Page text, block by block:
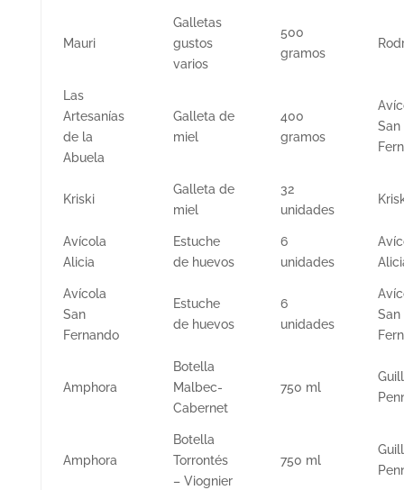
Mauri
Galletas
gustos
varios
500
gramos
Las
Artesanías
de la
Abuela
Galleta de
miel
400
gramos
San
Kriski
Galleta de
miel
32
unidades
Avícola
Alicia
Estuche
de huevos
6
unidades
Avícola
San
Fernando
Estuche
de huevos
6
unidades
San
Amphora
Botella
Malbec-
Cabernet
750 ml
Amphora
Botella
Torrontés
– Viognier
750 ml